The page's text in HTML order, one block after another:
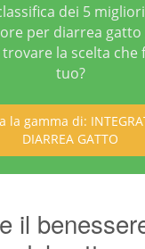
dei 5
per diarrea gatto
la scelta che
tuo?
la gamma di:
DIARREA GATTO
il